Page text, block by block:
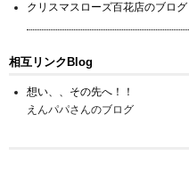
クリスマスローズ百花店のブログ
相互リンクBlog
想い、、その先へ！！
えんパパさんのブログ